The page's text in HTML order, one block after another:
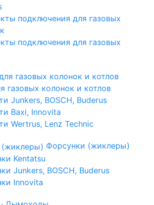
подключения для газовых
подключения для газовых
газовых колонок и котлов
Junkers, BOSCH, Buderus
Baxi, Innovita
Wertrus, Lenz Technic
Форсунки (жиклеры)
Kentatsu
Junkers, BOSCH, Buderus
Innovita